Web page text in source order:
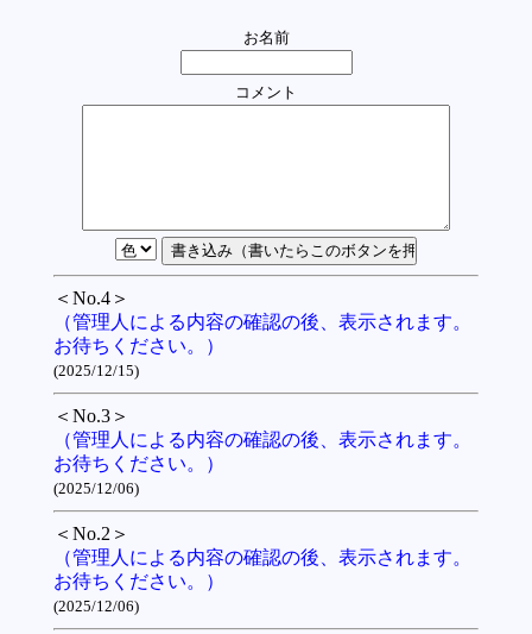
お名前
コメント
＜No.4＞
（管理人による内容の確認の後、表示されます。
お待ちください。）
(2025/12/15)
＜No.3＞
（管理人による内容の確認の後、表示されます。
お待ちください。）
(2025/12/06)
＜No.2＞
（管理人による内容の確認の後、表示されます。
お待ちください。）
(2025/12/06)